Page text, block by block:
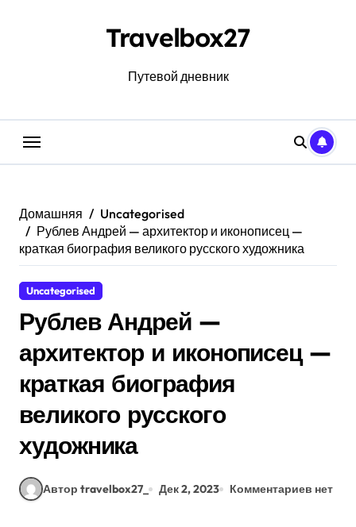
Travelbox27
Путевой дневник
Домашняя
Uncategorised
Рублев Андрей — архитектор и иконописец —
краткая биография великого русского художника
Uncategorised
Рублев Андрей —
архитектор и иконописец —
краткая биография
великого русского
художника
Автор travelbox27_ Дек 2, 2023 Комментариев нет